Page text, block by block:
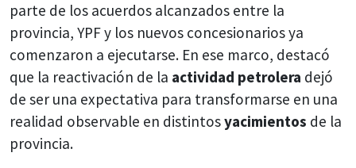
parte de los acuerdos alcanzados entre la
provincia, YPF y los nuevos concesionarios ya
comenzaron a ejecutarse. En ese marco, destacó
que la reactivación de la actividad petrolera dejó
de ser una expectativa para transformarse en una
realidad observable en distintosyacimientos de la
provincia.